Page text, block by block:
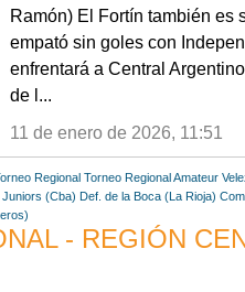
Ramón) El Fortín también
empató sin goles con
enfrentará a Central
de l...
11 de enero de 2026, 11:51
Regional Torneo Regional Amateur
(Cba) Def. de la Boca (La Rioja)
- REGIÓN